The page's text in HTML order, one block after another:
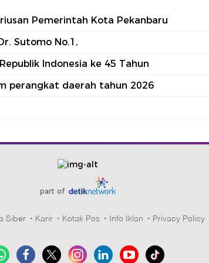
Pemerintah Kota Pekanbaru
Sutomo No.1,
Indonesia ke 45 Tahun
perangkat daerah tahun 2026
part of
Siber Karir Kotak Pos Info Iklan Privacy Policy